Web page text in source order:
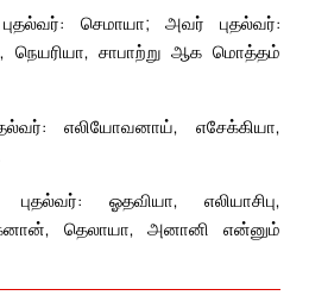
செமாயா; அவர் புதல்வர்:
நெயரியா, சாபாற்று ஆக மொத்தம்
எலியோவனாய், எசேக்கியா,
ஓதவியா, எலியாசிபு,
தெலாயா, அனானி என்னும்